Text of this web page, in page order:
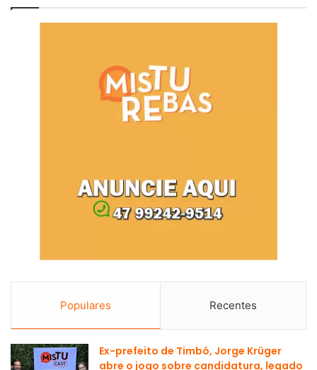
Populares Recentes
Ex-prefeito de Timbó, Jorge Krüger
abre o jogo sobre candidatura, legado